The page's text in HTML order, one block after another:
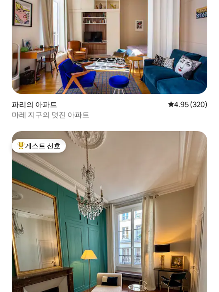
파리의 아파트 평점 4.95점(5
4.95 (320)
마레 지구의 멋진 아파트
상위 게스트 선호
게스트 선호